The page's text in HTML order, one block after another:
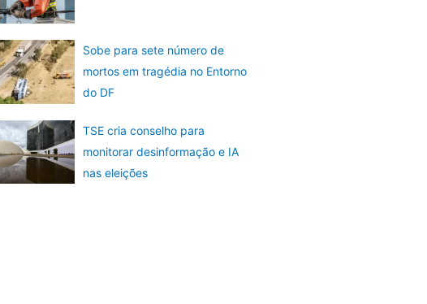
Sobe para sete número de
mortos em tragédia no Entorno
do DF
TSE cria conselho para
monitorar desinformação e IA
nas eleições